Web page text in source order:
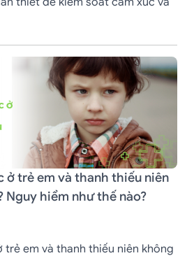
ở trẻ em và thanh thiếu niên
Nguy hiểm như thế nào?
trẻ em và thanh thiếu niên không